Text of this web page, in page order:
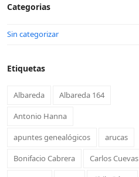
Categorias
Sin categorizar
Etiquetas
Albareda
Albareda 164
Antonio Hanna
apuntes genealógicos
arucas
Bonifacio Cabrera
Carlos Cuevas